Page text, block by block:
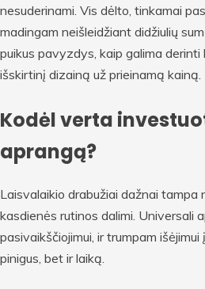
nesuderinami. Vis dėlto, tinkamai
madingam neišleidžiant didžiulių
puikus pavyzdys, kaip galima
išskirtinį dizainą už prieinamą kainą.
Kodėl verta
aprangą?
Laisvalaikio drabužiai dažnai tampa
kasdienės rutinos dalimi. Universali
pasivaikščiojimui, ir trumpam
pinigus, bet ir laiką.